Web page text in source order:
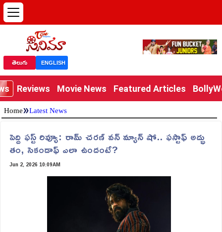
తెలుగు ENGLISH
Reviews Movie News Featured Articles
Home»Latest News
పెద్ది ఫస్ట్ రివ్యూ: రామ్ చరణ్ వన్ మ్యాన్ షో.. ఫస్టాఫ్ అద్భు
తం, సెకండాఫ్ ఎలా ఉందంటే?
Jun 2, 2026 10:09AM